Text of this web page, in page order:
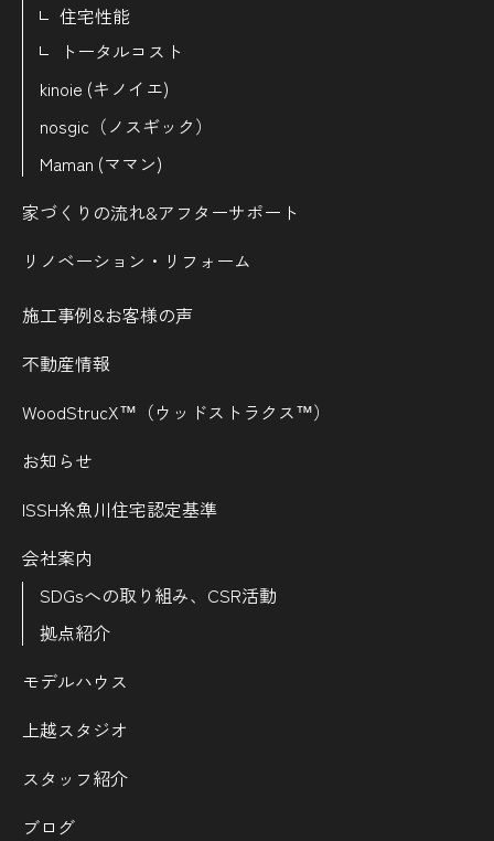
住宅性能
トータルコスト
kinoie (キノイエ)
nosgic（ノスギック）
Maman (ママン)
家づくりの流れ&アフターサポート
リノベーション・リフォーム
施工事例&お客様の声
不動産情報
WoodStrucX™（ウッドストラクス™）
お知らせ
ISSH糸魚川住宅認定基準
会社案内
SDGsへの取り組み、CSR活動
拠点紹介
モデルハウス
上越スタジオ
スタッフ紹介
ブログ